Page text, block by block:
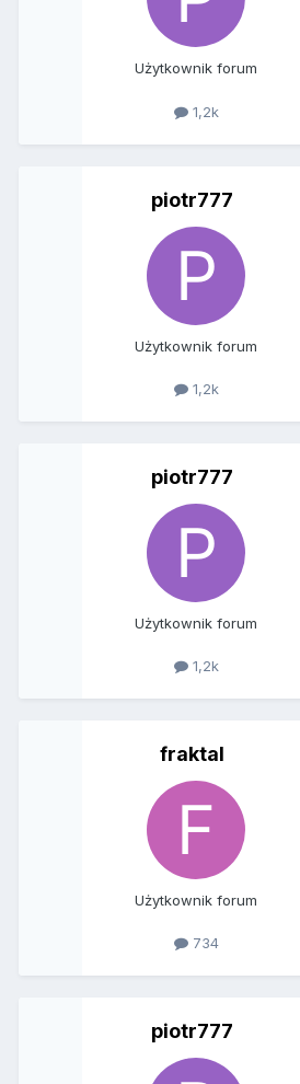
Użytkownik forum
1,2k
piotr777
Użytkownik forum
1,2k
piotr777
Użytkownik forum
1,2k
fraktal
Użytkownik forum
734
piotr777